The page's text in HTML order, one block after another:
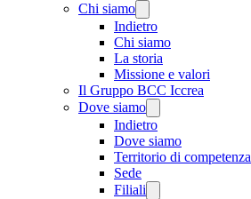
Chi siamo
Indietro
Chi siamo
La storia
Missione e valori
Il Gruppo BCC Iccrea
Dove siamo
Indietro
Dove siamo
Territorio di competenza
Sede
Filiali